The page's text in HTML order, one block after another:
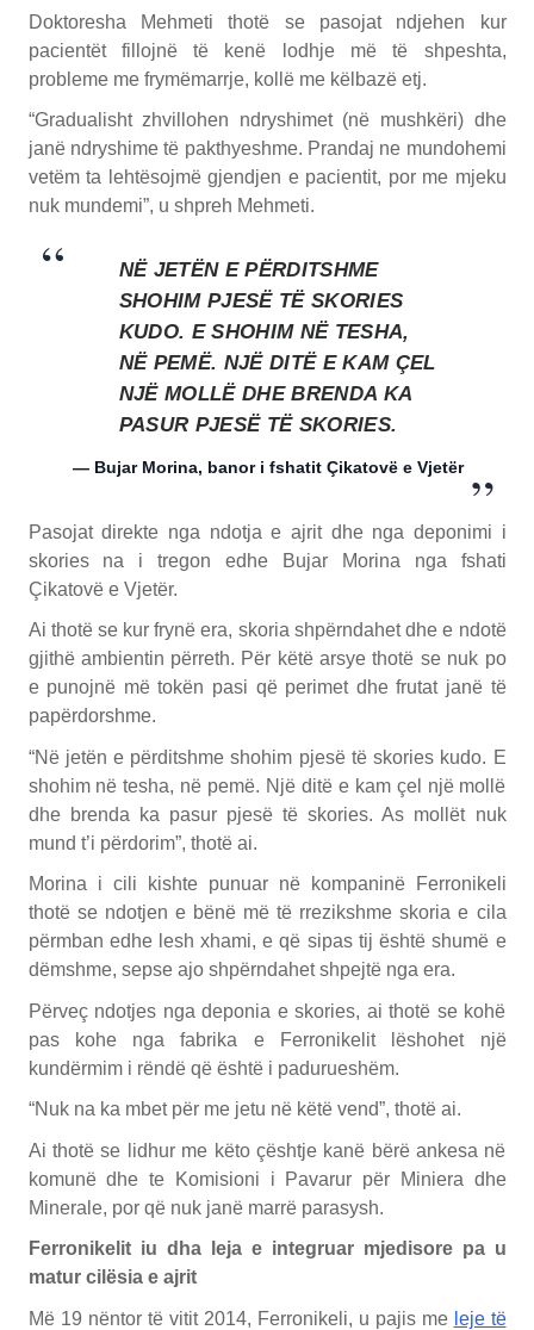
Doktoresha Mehmeti thotë se pasojat ndjehen kur
pacientët fillojnë të kenë lodhje më të shpeshta,
probleme me frymëmarrje, kollë me këlbazë etj.
“Gradualisht zhvillohen ndryshimet (në mushkëri) dhe
janë ndryshime të pakthyeshme. Prandaj ne mundohemi
vetëm ta lehtësojmë gjendjen e pacientit, por me mjeku
nuk mundemi”, u shpreh Mehmeti.
NË JETËN E PËRDITSHME
SHOHIM PJESË TË SKORIES
KUDO. E SHOHIM NË TESHA,
NË PEMË. NJË DITË E KAM ÇEL
NJË MOLLË DHE BRENDA KA
PASUR PJESË TË SKORIES.
— Bujar Morina, banor i fshatit Çikatovë e Vjetër
Pasojat direkte nga ndotja e ajrit dhe nga deponimi i
skories na i tregon edhe Bujar Morina nga fshati
Çikatovë e Vjetër.
Ai thotë se kur frynë era, skoria shpërndahet dhe e ndotë
gjithë ambientin përreth. Për këtë arsye thotë se nuk po
e punojnë më tokën pasi që perimet dhe frutat janë të
papërdorshme.
“Në jetën e përditshme shohim pjesë të skories kudo. E
shohim në tesha, në pemë. Një ditë e kam çel një mollë
dhe brenda ka pasur pjesë të skories. As mollët nuk
mund t’i përdorim”, thotë ai.
Morina i cili kishte punuar në kompaninë Ferronikeli
thotë se ndotjen e bënë më të rrezikshme skoria e cila
përmban edhe lesh xhami, e që sipas tij është shumë e
dëmshme, sepse ajo shpërndahet shpejtë nga era.
Përveç ndotjes nga deponia e skories, ai thotë se kohë
pas kohe nga fabrika e Ferronikelit lëshohet një
kundërmim i rëndë që është i padurueshëm.
“Nuk na ka mbet për me jetu në këtë vend”, thotë ai.
Ai thotë se lidhur me këto çështje kanë bërë ankesa në
komunë dhe te Komisioni i Pavarur për Miniera dhe
Minerale, por që nuk janë marrë parasysh.
Ferronikelit iu dha leja e integruar mjedisore pa u
matur cilësia e ajrit
Më 19 nëntor të vitit 2014, Ferronikeli, u pajis me leje të